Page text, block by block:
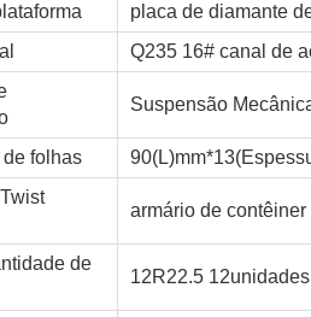
placa de diamante
Q235 16# canal de
Suspensão
de folhas
armário de contêiner
de
12R22.5 12unidades